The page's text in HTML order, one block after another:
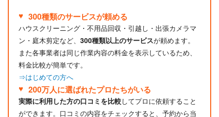
300種類のサービスが頼める
ハウスクリーニング・不用品回収・引越し・出張カメラマ
ン・庭木剪定など、 300種類以上のサービスが頼めます。
また各事業者は同じ作業内容の料金を表示しているため、
料金比較が簡単です。
⇒はじめての方へ
200万人に選ばれたプロたちがいる
実際に利用した方の口コミを比較してプロに依頼すること
ができます。口コミの内容をチェックすると、予約から当